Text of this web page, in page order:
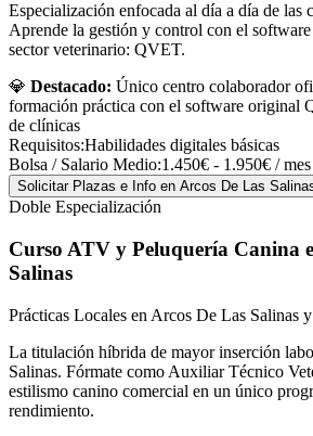
Especialización enfocada al día a día de las
Aprende la gestión y control con el
sector veterinario: QVET.
💎 Destacado: Único centro colaborador
formación práctica con el software original
de clínicas
Requisitos:Habilidades digitales básicas
Bolsa / Salario Medio:1.450€ - 1.950€ / mes
Solicitar Plazas e Info en Arcos De Las
Doble Especialización
Curso ATV y Peluquería Canina
Salinas
Prácticas Locales en Arcos De Las Salinas
La titulación híbrida de mayor inserción
Salinas. Fórmate como Auxiliar Técnico
estilismo canino comercial en un único
rendimiento.